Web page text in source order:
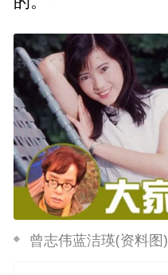
曾志伟蓝洁瑛(资料图)